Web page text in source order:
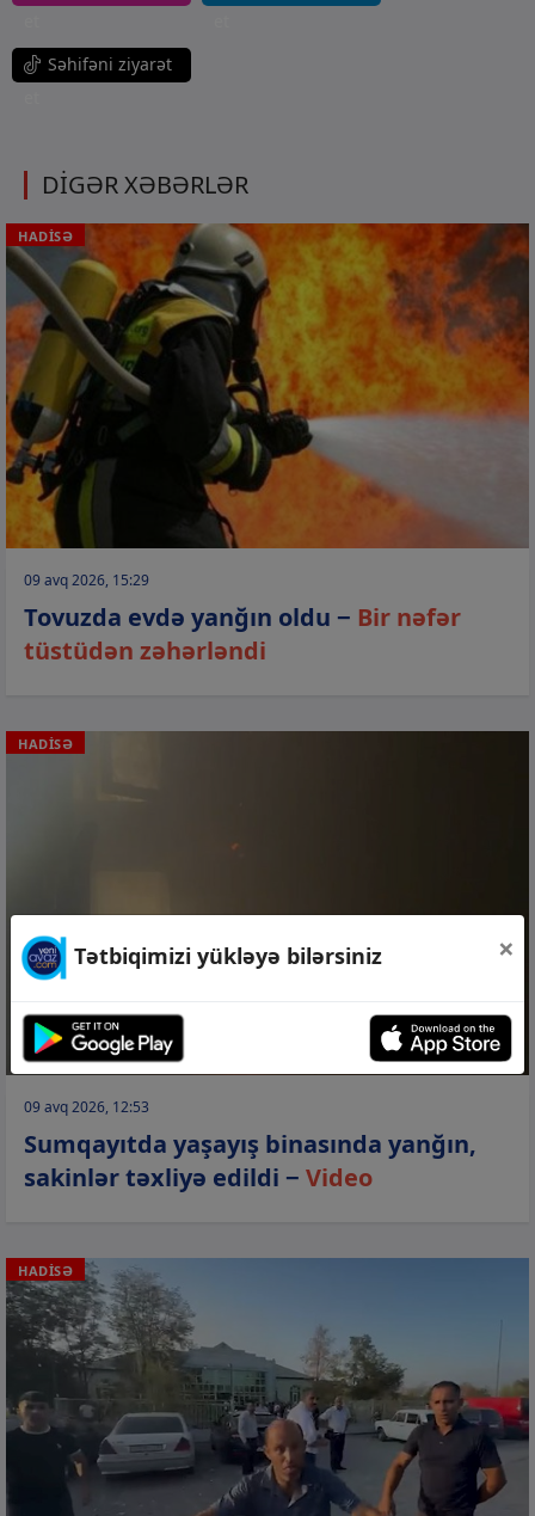
Səhifəni ziyarət
DİGƏR XƏBƏRLƏR
HADİSƏ
09 avq 2026, 15:29
Tovuzda evdə yanğın oldu − Bir nəfər
tüstüdən zəhərləndi
HADİSƏ
09 avq 2026, 12:53
Sumqayıtda yaşayış binasında yanğın,
sakinlər təxliyə edildi − Video
HADİSƏ
Tətbiqimizi yükləyə bilərsiniz ×